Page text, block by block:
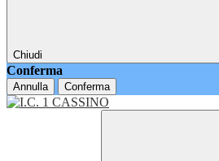
Chiudi
Conferma
Annulla Conferma